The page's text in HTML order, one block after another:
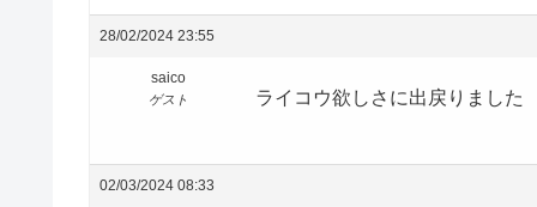
28/02/2024 23:55
saico
ゲスト ライコウ欲しさに出戻りました
02/03/2024 08:33